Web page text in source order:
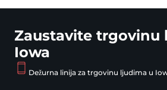
Zaustavite trgovinu
Iowa
Dežurna linija za trgovinu ljudima u